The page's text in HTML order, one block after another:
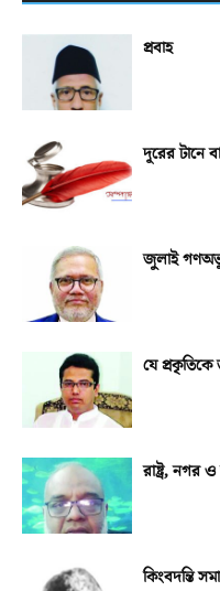
প্রবাহ
দূরের টানে
জুলাই
যে প্রকৃতিকে
রাষ্ট্র, নগর
কিংবদন্তি